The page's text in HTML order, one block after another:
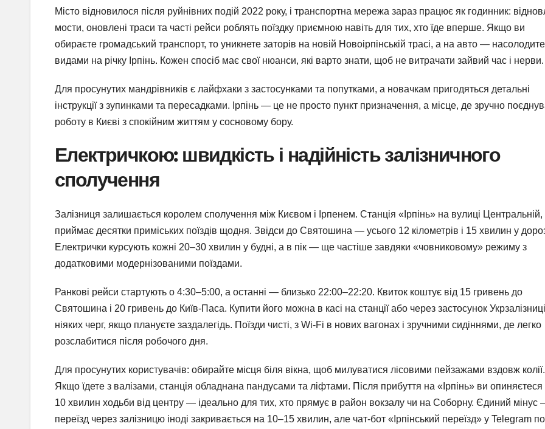
Місто відновилося після руйнівних подій 2022 року, і транспортна мережа зараз працює як годинник:
мости, оновлені траси та часті рейси роблять поїздку приємною навіть для тих, хто їде вперше. Якщо ви
обираєте громадський транспорт, то уникнете заторів на новій Новоірпінській трасі, а на авто —
видами на річку Ірпінь. Кожен спосіб має свої нюанси, які варто знати, щоб не витрачати зайвий час і нерви.
Для просунутих мандрівників є лайфхаки з застосунками та попутками, а новачкам пригодяться детальні
інструкції з зупинками та пересадками. Ірпінь — це не просто пункт призначення, а місце, де зручно
роботу в Києві з спокійним життям у сосновому бору.
Електричкою: швидкість і надійність залізничного
сполучення
Залізниця залишається королем сполучення між Києвом і Ірпенем. Станція «Ірпінь» на вулиці Центральній,
приймає десятки приміських поїздів щодня. Звідси до Святошина — усього 12 кілометрів і 15 хвилин у
Електрички курсують кожні 20–30 хвилин у будні, а в пік — ще частіше завдяки «човниковому» режиму з
додатковими модернізованими поїздами.
Ранкові рейси стартують о 4:30–5:00, а останні — близько 22:00–22:20. Квиток коштує від 15 гривень до
Святошина і 20 гривень до Київ-Паса. Купити його можна в касі на станції або через застосунок
ніяких черг, якщо плануєте заздалегідь. Поїзди чисті, з Wi-Fi в нових вагонах і зручними сидіннями, де легко
розслабитися після робочого дня.
Для просунутих користувачів: обирайте місця біля вікна, щоб милуватися лісовими пейзажами вздовж колії.
Якщо їдете з валізами, станція обладнана пандусами та ліфтами. Після прибуття на «Ірпінь» ви опиняєтеся
10 хвилин ходьби від центру — ідеально для тих, хто прямує в район вокзалу чи на Соборну. Єдиний мінус
переїзд через залізницю іноді закривається на 10–15 хвилин, але чат-бот «Ірпінський переїзд» у Telegram